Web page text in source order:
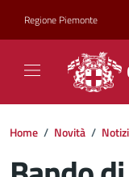
Regione Piemonte
Home / Novità /